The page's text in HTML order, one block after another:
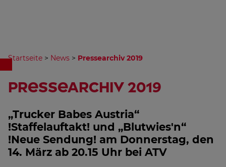
Startseite > News > Pressearchiv 2019
Pressearchiv 2019
„Trucker Babes Austria“
!Staffelauftakt! und „Blutwies'n“
!Neue Sendung! am Donnerstag, den
14. März ab 20.15 Uhr bei ATV